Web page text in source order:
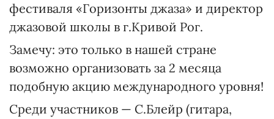
фестиваля «Горизонты джаза» и директор
джазовой школы в г.Кривой Рог.
Замечу: это только в нашей стране
возможно организовать за 2 месяца
подобную акцию международного уровня!
Среди участников — С.Блейр (гитара,